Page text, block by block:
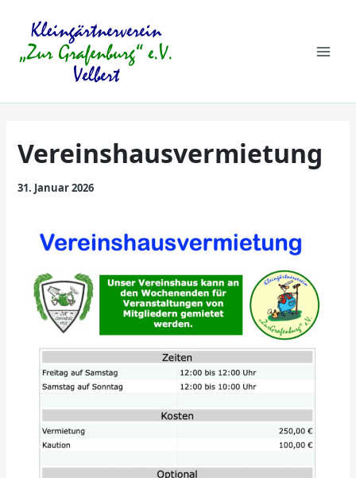
springen
Vereinshausvermietung
31. Januar 2026